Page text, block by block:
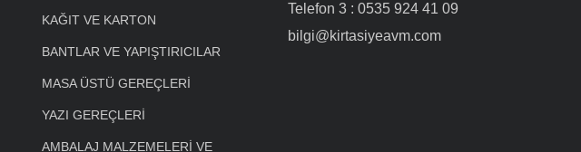
KAĞIT VE KARTON
BANTLAR VE YAPIŞTIRICILAR
MASA ÜSTÜ GEREÇLERİ
YAZI GEREÇLERİ
AMBALAJ MALZEMELERİ VE
Telefon 3 : 0535 924 41 09
bilgi@kirtasiyeavm.com